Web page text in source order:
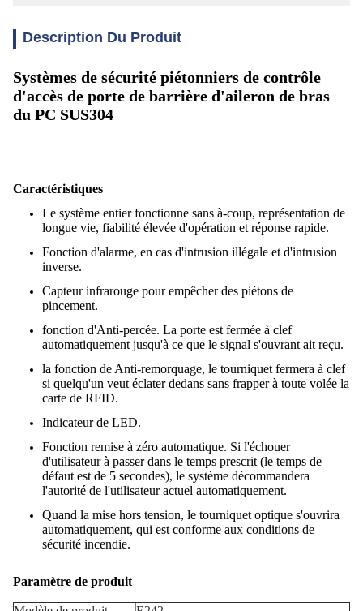
Description Du Produit
Systèmes de sécurité piétonniers de contrôle
d'accès de porte de barrière d'aileron de bras
du PC SUS304
Caractéristiques
Le système entier fonctionne sans à-coup, représentation de
longue vie, fiabilité élevée d'opération et réponse rapide.
Fonction d'alarme, en cas d'intrusion illégale et d'intrusion
inverse.
Capteur infrarouge pour empêcher des piétons de
pincement.
fonction d'Anti-percée. La porte est fermée à clef
automatiquement jusqu'à ce que le signal s'ouvrant ait reçu.
la fonction de Anti-remorquage, le tourniquet fermera à clef
si quelqu'un veut éclater dedans sans frapper à toute volée la
carte de RFID.
Indicateur de LED.
Fonction remise à zéro automatique. Si l'échouer
d'utilisateur à passer dans le temps prescrit (le temps de
défaut est de 5 secondes), le système décommandera
l'autorité de l'utilisateur actuel automatiquement.
Quand la mise hors tension, le tourniquet optique s'ouvrira
automatiquement, qui est conforme aux conditions de
sécurité incendie.
Paramètre de produit